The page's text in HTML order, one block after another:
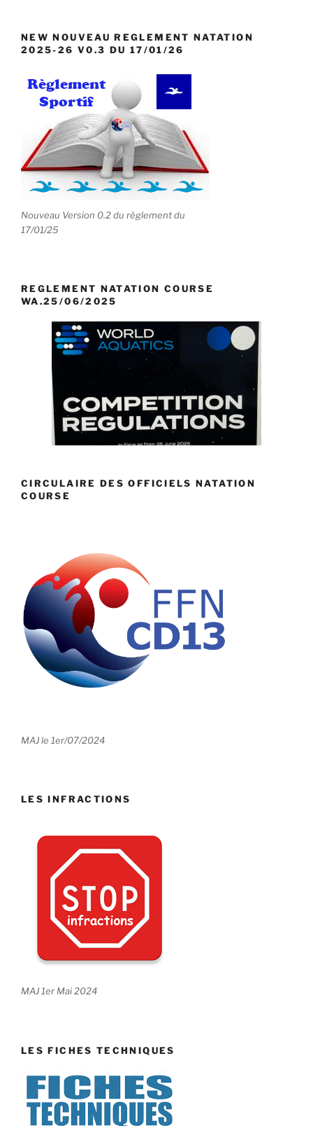
NEW NOUVEAU REGLEMENT NATATION
2025-26 V0.3 DU 17/01/26
Nouveau Version 0.2 du règlement du
17/01/25
REGLEMENT NATATION COURSE
WA.25/06/2025
CIRCULAIRE DES OFFICIELS NATATION
COURSE
MAJ le 1er/07/2024
LES INFRACTIONS
MAJ 1er Mai 2024
LES FICHES TECHNIQUES